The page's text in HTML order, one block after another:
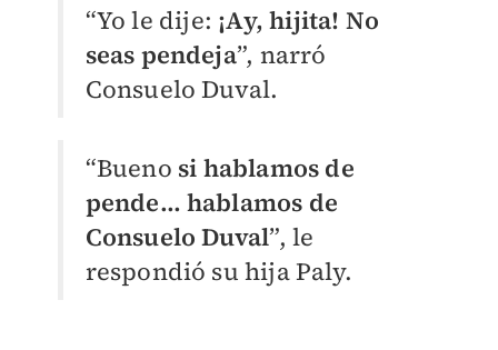
“Yo le dije: ¡Ay, hijita! No
seas pendeja”, narró
Consuelo Duval.
“Bueno si hablamos de
pende… hablamos de
Consuelo Duval”, le
respondió su hija Paly.